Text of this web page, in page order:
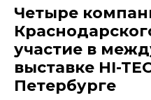
Четыре
участие в
выставке HI-
Петербурге